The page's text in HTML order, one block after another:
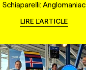
Schiaparelli: Anglomaniac
LIRE L'ARTICLE